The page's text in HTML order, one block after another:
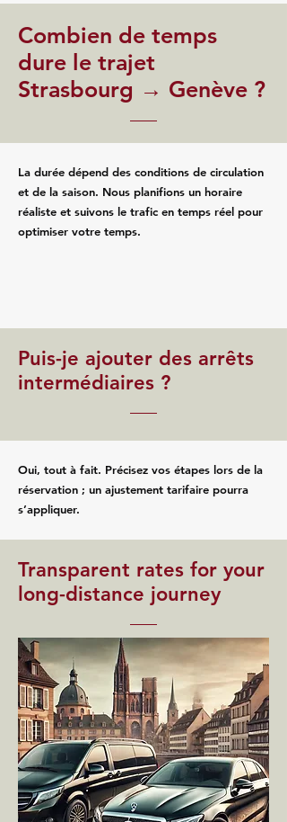
Combien de temps
dure le trajet
Strasbourg → Genève ?
La durée dépend des conditions de circulation
et de la saison. Nous planifions un horaire
réaliste et suivons le trafic en temps réel pour
optimiser votre temps.
Puis-je ajouter des arrêts
intermédiaires ?
Oui, tout à fait. Précisez vos étapes lors de la
réservation ; un ajustement tarifaire pourra
s’appliquer.
Transparent rates for your
long-distance journey